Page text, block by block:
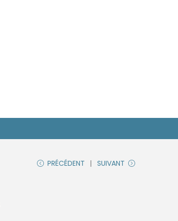
PRÉCÉDENT SUIVANT